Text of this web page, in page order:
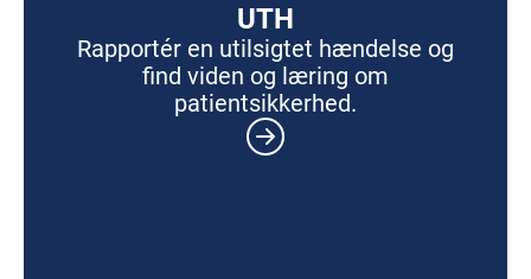
UTH
Rapportér en utilsigtet hændelse og
find viden og læring om
patientsikkerhed.